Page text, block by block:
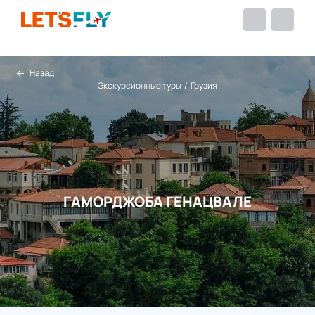
Назад
Экскурсионные туры / Грузия
ГАМОРДЖОБА ГЕНАЦВАЛЕ